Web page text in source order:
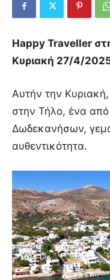
Happy Traveller
Κυριακή 27/4/
Αυτήν την
στην Τήλο, ένα
Δωδεκανήσων,
αυθεντικότητα.